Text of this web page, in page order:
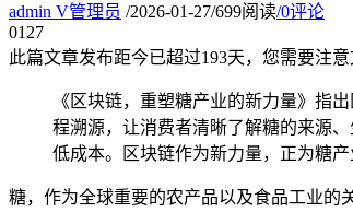
admin V管理员 /2026-01-27/699阅读/0评论
01 27
此篇文章发布距今已超过193天，您需要注意
《区块链，重塑糖产业的新力量》指
程溯源，让消费者清晰了解糖的来源
低成本。区块链作为新力量，正为糖
糖，作为全球重要的农产品以及食品工业的